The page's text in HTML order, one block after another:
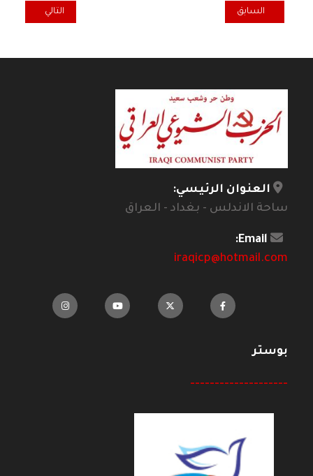
المقال السابق: الرأسمالية والديمقراطية في القرن الحادي والعشرين:
السابق المقال التالي:
التالي
العنوان الرئيسي:
ساحة الاندلس - بغداد - العراق
Email:
iraqicp@hotmail.com
بوستر
--------------------